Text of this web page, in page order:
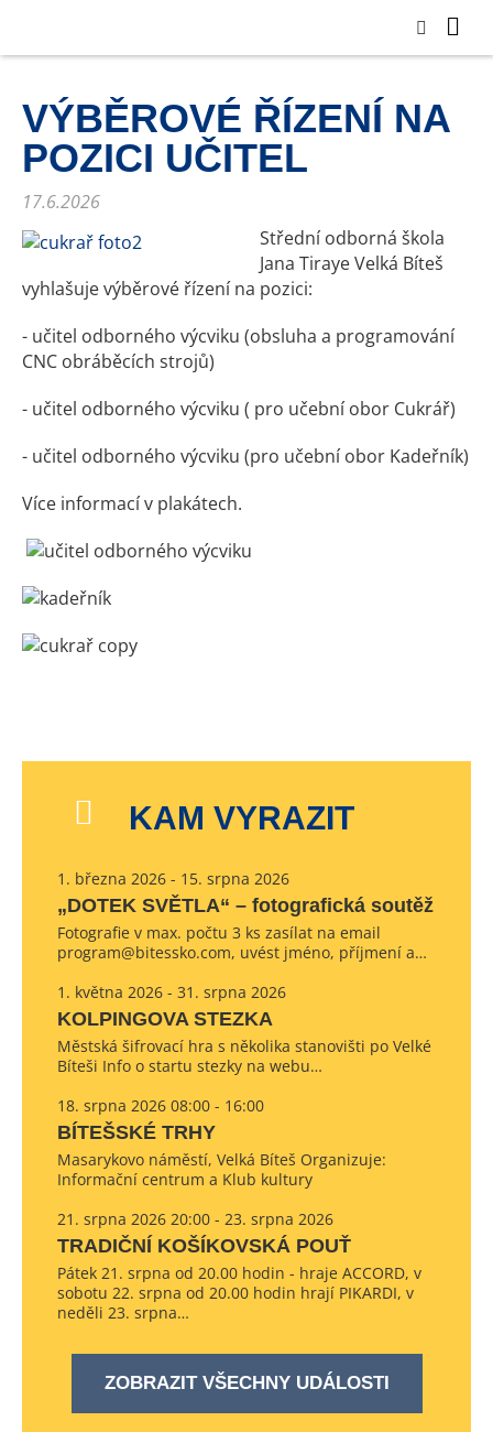
VÝBĚROVÉ ŘÍZENÍ NA
POZICI UČITEL
17.6.2026
Střední odborná škola
Jana Tiraye Velká Bíteš
vyhlašuje výběrové řízení na pozici:
- učitel odborného výcviku (obsluha a programování
CNC obráběcích strojů)
- učitel odborného výcviku ( pro učební obor Cukrář)
- učitel odborného výcviku (pro učební obor Kadeřník)
Více informací v plakátech.
KAM VYRAZIT
1. března 2026 - 15. srpna 2026
„DOTEK SVĚTLA“ – fotografická soutěž
Fotografie v max. počtu 3 ks zasílat na email
program@bitessko.com, uvést jméno, příjmení a…
1. května 2026 - 31. srpna 2026
KOLPINGOVA STEZKA
Městská šifrovací hra s několika stanovišti po Velké
Bíteši Info o startu stezky na webu…
18. srpna 2026 08:00 - 16:00
BÍTEŠSKÉ TRHY
Masarykovo náměstí, Velká Bíteš Organizuje:
Informační centrum a Klub kultury
21. srpna 2026 20:00 - 23. srpna 2026
TRADIČNÍ KOŠÍKOVSKÁ POUŤ
Pátek 21. srpna od 20.00 hodin - hraje ACCORD, v
sobotu 22. srpna od 20.00 hodin hrají PIKARDI, v
neděli 23. srpna…
ZOBRAZIT VŠECHNY UDÁLOSTI